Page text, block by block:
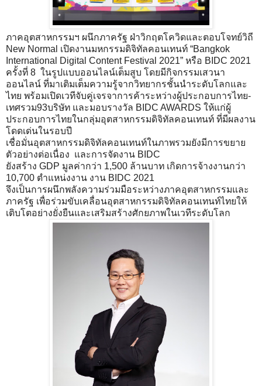
ภาคอุตสาหกรรมฯ ผนึกภาครัฐ ฝ่าวิกฤตโควิดและตอบโจทย์วิถี
New Normal เปิดงานมหกรรมดิจิทัลคอนเทนท์ “Bangkok
International Digital Content Festival 2021” หรือ BIDC 2021
ครั้งที่ 8 ในรูปแบบออนไลน์เต็มสูบ โดยมีกิจกรรมเสวนา
ออนไลน์ ที่มาเติมเต็มความรู้จากวิทยากรชั้นนำระดับโลกและ
ไทย พร้อมเปิดเวทีจับคู่เจรจาการค้าระหว่างผู้ประกอบการไทย-
เทศรวม93บริษัท และมอบรางวัล BIDC AWARDS ให้แก่ผู้
ประกอบการไทยในกลุ่มอุตสาหกรรมดิจิทัลคอนเทนท์ ที่มีผลงาน
โดดเด่นในรอบปี
เชื่อมั่นอุตสาหกรรมดิจิทัลคอนเทนท์ในภาพรวมยังมีการขยาย
ตัวอย่างต่อเนื่อง และการจัดงาน BIDC
ยังสร้าง GDP มูลค่ากว่า 1,500 ล้านบาท เกิดการจ้างงานกว่า
10,700 ตำแหน่งงาน งาน BIDC 2021
จึงเป็นการผนึกพลังความร่วมมือระหว่างภาคอุตสาหกรรมและ
ภาครัฐ เพื่อร่วมขับเคลื่อนอุตสาหกรรมดิจิทัลคอนเทนท์ไทยให้
เติบโตอย่างยั่งยืนและเสริมสร้างศักยภาพในเวทีระดับโลก